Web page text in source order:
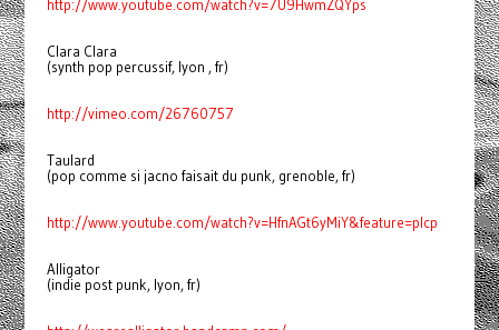
http://www.youtube.com/watch?v=7U9HwmZQYps
Clara Clara
(synth pop percussif, lyon , fr)
http://vimeo.com/26760757
Taulard
(pop comme si jacno faisait du punk, grenoble, fr)
http://www.youtube.com/watch?v=HfnAGt6yMiY&feature=plcp
Alligator
(indie post punk, lyon, fr)